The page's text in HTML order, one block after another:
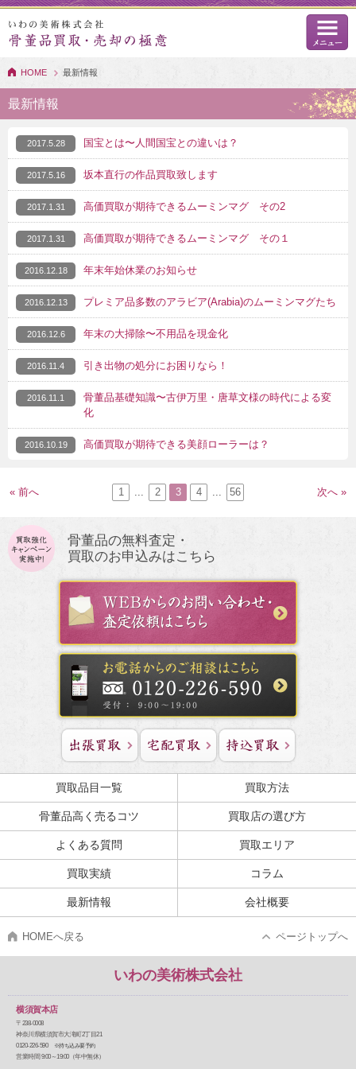
HOME 最新情報
最新情報
2017.5.28 国宝とは〜人間国宝との違いは？
2017.5.16 坂本直行の作品買取致します
2017.1.31 高価買取が期待できるムーミンマグ その2
2017.1.31 高価買取が期待できるムーミンマグ その１
2016.12.18 年末年始休業のお知らせ
2016.12.13 プレミア品多数のアラビア(Arabia)のムーミンマグたち
2016.12.6 年末の大掃除〜不用品を現金化
2016.11.4 引き出物の処分にお困りなら！
2016.11.1
骨董品基礎知識〜古伊万里・唐草文様の時代による変
化
2016.10.19 高価買取が期待できる美顔ローラーは？
« 前へ 1 ... 2 3 4 ... 56 次へ »
骨董品の無料査定・
買取のお申込みはこちら
買取品目一覧 買取方法
骨董品高く売るコツ 買取店の選び方
よくある質問 買取エリア
買取実績 コラム
最新情報 会社概要
HOMEへ戻る ページトップへ
いわの美術株式会社
横須賀本店
〒238-0008
神奈川県横須賀市大滝町2丁目21
0120-226-590
※持ち込み要予約
営業時間 9:00～19:00（年中無休）